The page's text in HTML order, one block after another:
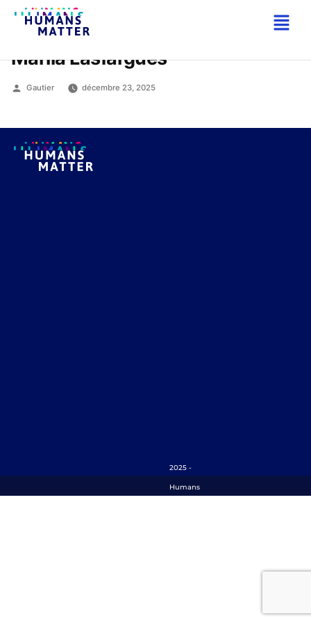
Mariia Lasfargues
Gautier décembre 23, 2025
2025 -
Humans